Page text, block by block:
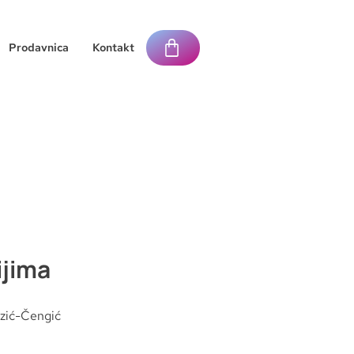
Prodavnica Kontakt
Čengić